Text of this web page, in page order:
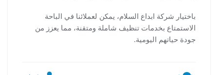
باختيار شركة ابداع السلام، يمكن لعملائنا في الباحة
الاستمتاع بخدمات تنظيف شاملة ومتقنة، مما يعزز من
جودة حياتهم اليومية.